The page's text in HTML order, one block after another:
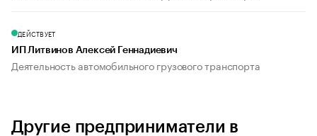
ДЕЙСТВУЕТ
ИП Литвинов Алексей Геннадиевич
Деятельность автомобильного грузового транспорта
Другие предприниматели в